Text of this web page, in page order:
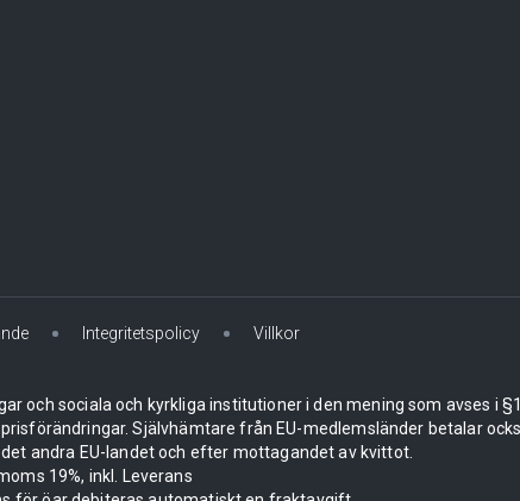
Integritetspolicy Villkor
och sociala och kyrkliga institutioner i den mening som avses i
Självhämtare från EU-medlemsländer betalar
andra EU-landet och efter mottagandet av kvittot.
19%, inkl. Leverans